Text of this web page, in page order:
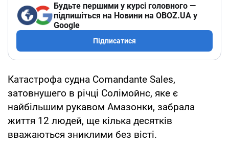
Будьте першими у курсі головного —
підпишіться на Новини на OBOZ.UA у
Google
Підписатися
Катастрофа судна Comandante Sales,
затовнушего в річці Солімойнс, яке є
найбільшим рукавом Амазонки, забрала
життя 12 людей, ще кілька десятків
вважаються зниклими без вісті.